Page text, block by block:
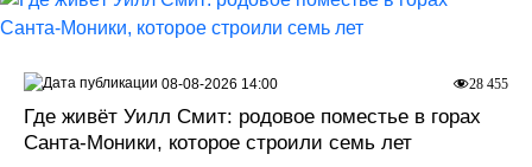
Где живёт Уилл Смит: родовое поместье в горах
Санта‑Моники, которое строили семь лет
28 455
08-08-2026 14:00